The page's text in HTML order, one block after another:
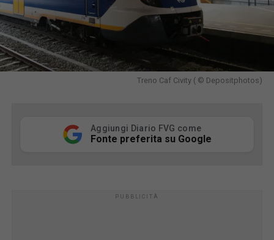
Treno Caf Civity ( © Depositphotos)
Aggiungi Diario FVG come
Fonte preferita su Google